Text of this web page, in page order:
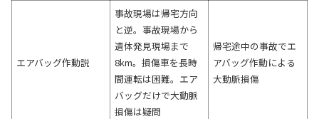
エアバッグ作動説
事故現場は帰宅方向
と逆。事故現場から
遺体発見現場まで
8km。損傷車を長時
間運転は困難。エア
バッグだけで大動脈
損傷は疑問
帰宅途中の事故でエ
アバッグ作動による
大動脈損傷